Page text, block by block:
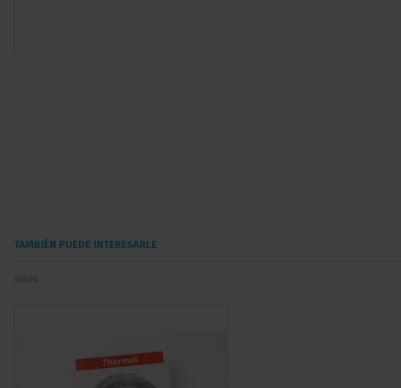
TAMBIÉN PUEDE INTERESARLE
Inicio